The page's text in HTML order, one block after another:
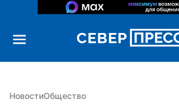
НовостиОбщество